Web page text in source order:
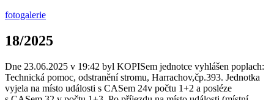
fotogalerie
18/2025
Dne 23.06.2025 v 19:42 byl KOPISem jednotce vyhlášen poplach:
Technická pomoc, odstranění stromu, Harrachov,čp.393. Jednotka
vyjela na místo události s CASem 24v počtu 1+2 a posléze